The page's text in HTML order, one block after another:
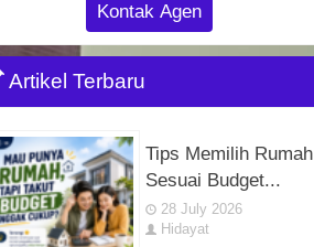
Kontak Agen
Artikel Terbaru
Tips Memilih Rumah
Sesuai Budget...
28 July 2026
Hidayat